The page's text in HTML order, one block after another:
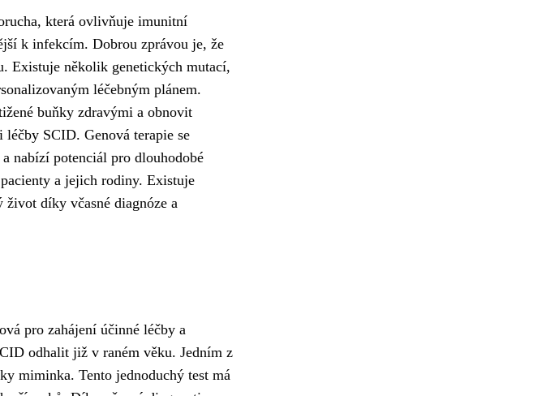
která ovlivňuje imunitní
k infekcím. Dobrou zprávou je, že
Existuje několik genetických mutací,
léčebným plánem.
buňky zdravými a obnovit
SCID. Genová terapie se
nabízí potenciál pro dlouhodobé
a jejich rodiny. Existuje
díky včasné diagnóze a
pro zahájení účinné léčby a
odhalit již v raném věku. Jedním z
miminka. Tento jednoduchý test má